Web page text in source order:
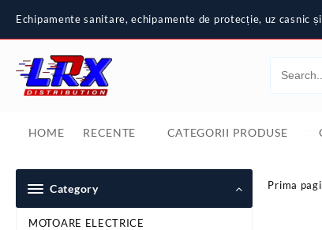
content
Echipamente sanitare, echipamente de protecție, uz casnic
HOME RECENTE CATEGORII PRODUSE
Category
MOTOARE ELECTRICE
Prima